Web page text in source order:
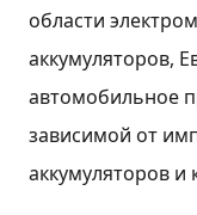
области
аккумуляторов,
автомобильное
зависимой от
аккумуляторов и